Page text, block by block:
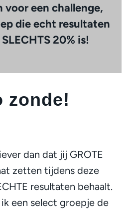
voor een challenge,
die echt resultaten
20% is!
zonde!
dan dat jij GROTE
zetten tijdens deze
resultaten behaalt.
een select groepje de